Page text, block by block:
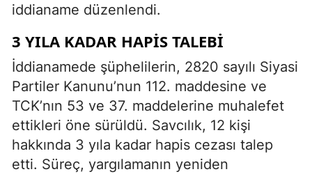
iddianame düzenlendi.
3 YILA KADAR HAPIS TALEBI
İddianamede şüphelilerin, 2820 sayılı Siyasi
Partiler Kanunu’nun 112. maddesine ve
TCK’nın 53 ve 37. maddelerine muhalefet
ettikleri öne sürüldü. Savcılık, 12 kişi
hakkında 3 yıla kadar hapis cezası talep
etti. Süreç, yargılamanın yeniden